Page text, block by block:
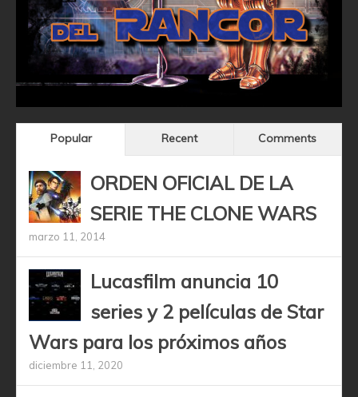
Popular Recent Comments
ORDEN OFICIAL DE LA
SERIE THE CLONE WARS
marzo 11, 2014
Lucasfilm anuncia 10
series y 2 películas de Star
Wars para los próximos años
diciembre 11, 2020